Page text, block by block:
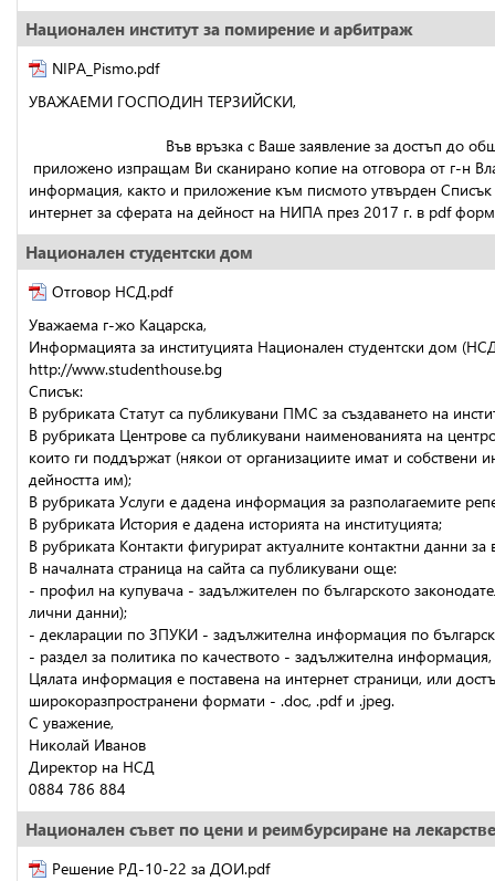
Национален институт за помирение и арбитраж
NIPA_Pismo.pdf
УВАЖАЕМИ ГОСПОДИН ТЕРЗИЙСКИ,
Във връзка с Ваше заявление за достъп до
приложено изпращам Ви сканирано копие на отговора от г-н
информация, както и приложение към писмото утвърден
интернет за сферата на дейност на НИПА през 2017 г. в pdf
Национален студентски дом
Отговор НСД.pdf
Уважаема г-жо Кацарска,
Информацията за институцията Национален студентски дом
http://www.studenthouse.bg
Списък:
В рубриката Статут са публикувани ПМС за създаването на
В рубриката Центрове са публикувани наименованията на
които ги поддържат (някои от организациите имат и
дейността им);
В рубриката Услуги е дадена информация за разполагаемите
В рубриката История е дадена историята на институцията;
В рубриката Контакти фигурират актуалните контактни данни за
В началната страница на сайта са публикувани още:
- профил на купувача - задължителен по българското
лични данни);
- декларации по ЗПУКИ - задължителна информация по
- раздел за политика по качеството - задължителна
Цялата информация е поставена на интернет страници, или
широкоразпространени формати - .doc, .pdf и .jpeg.
С уважение,
Николай Иванов
Директор на НСД
0884 786 884
Национален съвет по цени и реимбурсиране на
Решение РД-10-22 за ДОИ.pdf